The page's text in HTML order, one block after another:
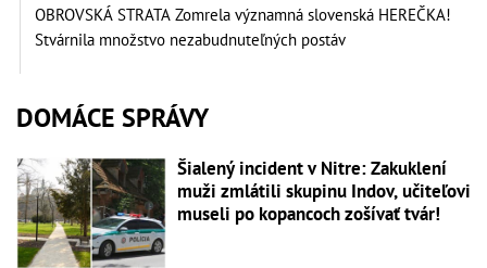
OBROVSKÁ STRATA Zomrela významná slovenská HEREČKA!
Stvárnila množstvo nezabudnuteľných postáv
DOMÁCE SPRÁVY
Šialený incident v Nitre: Zakuklení
muži zmlátili skupinu Indov, učiteľovi
museli po kopancoch zošívať tvár!